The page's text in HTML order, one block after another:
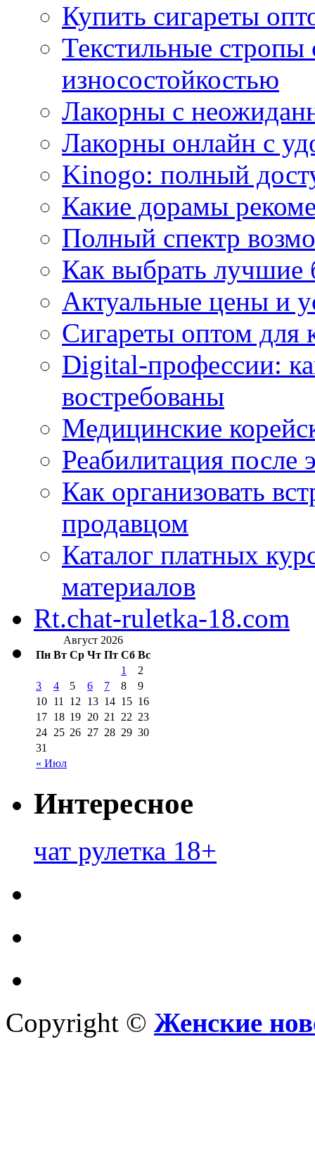
Купить сигареты
Текстильные
износостойкостью
Лакорны с
Лакорны онлайн с
Kinogo: полный
Какие дорамы
Полный спектр
Как выбрать
Актуальные цены и
Сигареты оптом для
Digital-профессии:
востребованы
Медицинские
Реабилитация после
Как организовать
продавцом
Каталог платных
материалов
Rt.chat-ruletka-18.com
Август 2026
Пн Вт Ср Чт Пт Сб Вс
« Июл
1
2
3
4 5 6 7 8
9
10 11 12 13 14 15 16
17 18 19 20 21 22 23
24 25 26 27 28 29 30
31
Интересное
чат рулетка 18+
Copyright © Женские